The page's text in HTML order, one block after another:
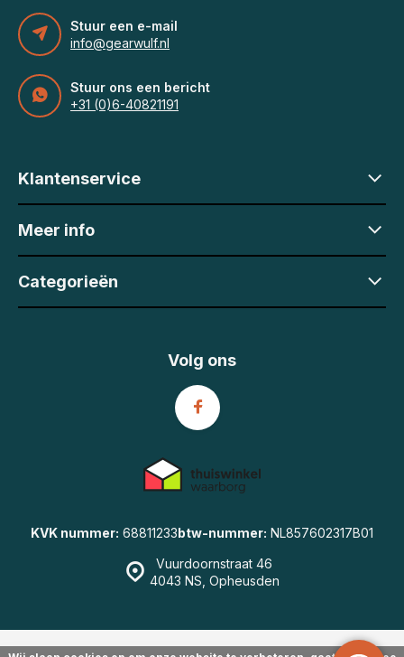
Stuur een e-mail
info@gearwulf.nl
Stuur ons een bericht
+31 (0)6-40821191
Klantenservice
Meer info
Categorieën
Vuurdoornstraat 46
4043 NS, Opheusden
KVK nummer: 68811233btw-nummer: NL857602317B01
Volg ons